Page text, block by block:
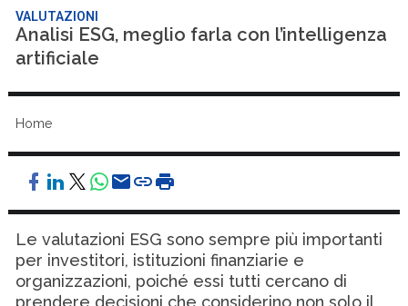
VALUTAZIONI
Analisi ESG, meglio farla con l’intelligenza
artificiale
Home
Le valutazioni ESG sono sempre più importanti
per investitori, istituzioni finanziarie e
organizzazioni, poiché essi tutti cercano di
prendere decisioni che considerino non solo il